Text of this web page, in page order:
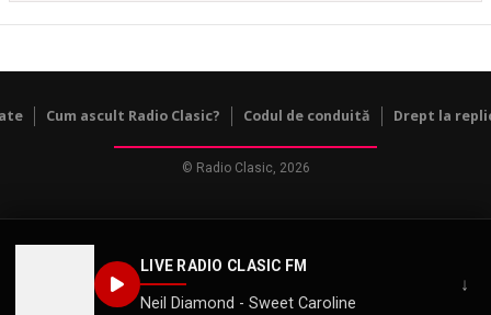
LIVE RADIO CLASIC FM
Neil Diamond - Sweet Caroline
↓
Cum ascult Radio Clasic? Codul de conduită Drept la
© Radio Clasic, 2026